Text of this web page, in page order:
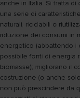
anche in Italia. Si tratta
una serie di
naturali, riciclabili o
riduzione dei consumi in
energetico (abbattendo i
possibile fonti di energia
biomasse); migliorano il
costruzione (o anche
non può prescindere da